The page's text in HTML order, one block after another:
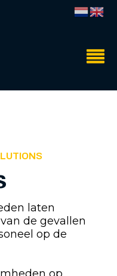
laten
de gevallen
op de